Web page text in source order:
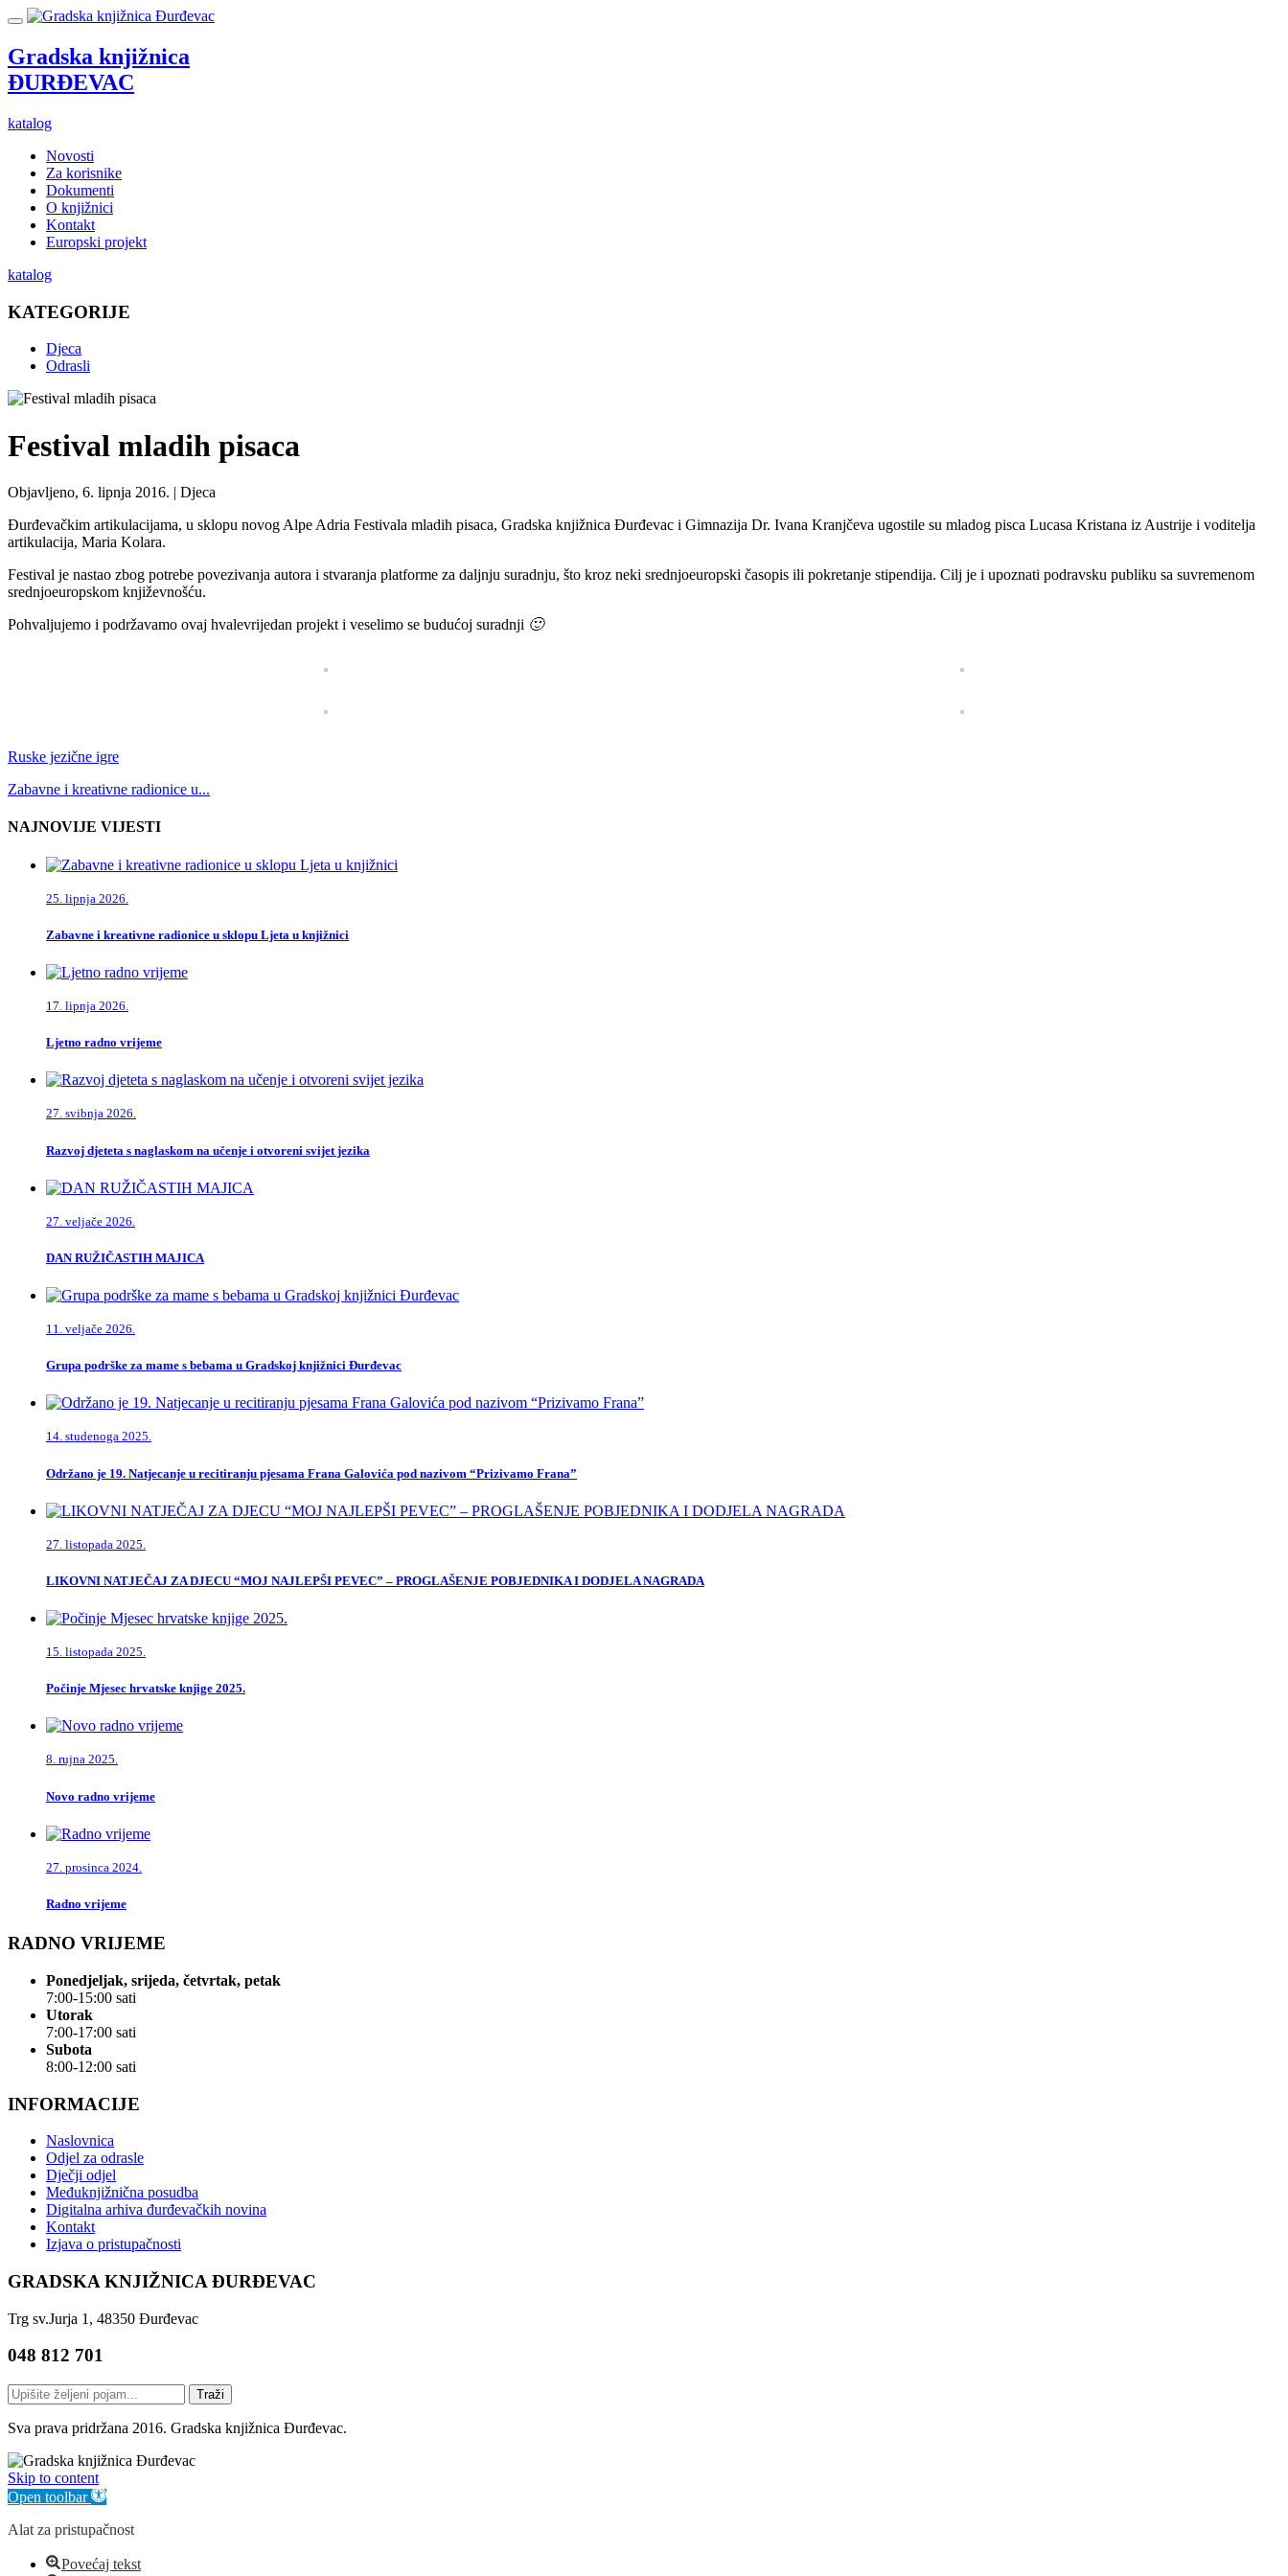
Gradska knjižnica
ĐURĐEVAC
katalog
Novosti
Za korisnike
Dokumenti
O knjižnici
Kontakt
Europski projekt
katalog
KATEGORIJE
Djeca
Odrasli
Festival mladih pisaca
Objavljeno, 6. lipnja 2016. | Djeca
Đurđevačkim artikulacijama, u sklopu novog Alpe Adria Festivala mladih pisaca, Gradska knjižnica Đurđevac i Gimnazija Dr. Ivana Kranjčeva ugostile su mladog pisca Lucasa Kristana iz Austrije i voditelja
artikulacija, Maria Kolara.
Festival je nastao zbog potrebe povezivanja autora i stvaranja platforme za daljnju suradnju, što kroz neki srednjoeuropski časopis ili pokretanje stipendija. Cilj je i upoznati podravsku publiku sa suvremenom
srednjoeuropskom književnošću.
Pohvaljujemo i podržavamo ovaj hvalevrijedan projekt i veselimo se budućoj suradnji 🙂
Ruske jezične igre
Zabavne i kreativne radionice u...
NAJNOVIJE VIJESTI
25. lipnja 2026.
Zabavne i kreativne radionice u sklopu Ljeta u knjižnici
17. lipnja 2026.
Ljetno radno vrijeme
27. svibnja 2026.
Razvoj djeteta s naglaskom na učenje i otvoreni svijet jezika
27. veljače 2026.
DAN RUŽIČASTIH MAJICA
11. veljače 2026.
Grupa podrške za mame s bebama u Gradskoj knjižnici Đurđevac
14. studenoga 2025.
Održano je 19. Natjecanje u recitiranju pjesama Frana Galovića pod nazivom “Prizivamo Frana”
27. listopada 2025.
LIKOVNI NATJEČAJ ZA DJECU “MOJ NAJLEPŠI PEVEC” – PROGLAŠENJE POBJEDNIKA I DODJELA NAGRADA
15. listopada 2025.
Počinje Mjesec hrvatske knjige 2025.
8. rujna 2025.
Novo radno vrijeme
27. prosinca 2024.
Radno vrijeme
RADNO VRIJEME
Ponedjeljak, srijeda, četvrtak, petak
7:00-15:00 sati
Utorak
7:00-17:00 sati
Subota
8:00-12:00 sati
INFORMACIJE
Naslovnica
Odjel za odrasle
Dječji odjel
Međuknjižnična posudba
Digitalna arhiva đurđevačkih novina
Kontakt
Izjava o pristupačnosti
GRADSKA KNJIŽNICA ĐURĐEVAC
Trg sv.Jurja 1, 48350 Đurđevac
048 812 701
Traži
Sva prava pridržana 2016. Gradska knjižnica Đurđevac.
Skip to content
Open toolbar
Alat za pristupačnost
Povećaj tekst